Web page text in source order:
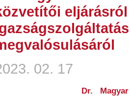
02. 17
Dr.